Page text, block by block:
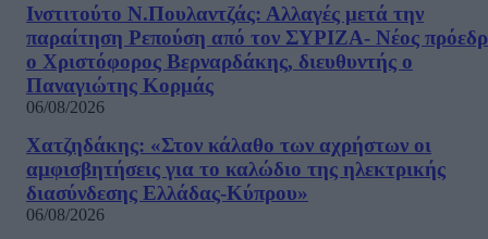
Ινστιτούτο Ν.Πουλαντζάς: Αλλαγές μετά την
παραίτηση Ρεπούση από τον ΣΥΡΙΖΑ- Νέος
ο Χριστόφορος Βερναρδάκης, διευθυντής ο
Παναγιώτης Κορμάς
06/08/2026
Χατζηδάκης: «Στον κάλαθο των αχρήστων οι
αμφισβητήσεις για το καλώδιο της ηλεκτρικής
διασύνδεσης Ελλάδας-Κύπρου»
06/08/2026